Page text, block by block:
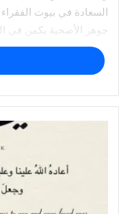
السعادة في بيوت
جوهر الأضحية يكمن في
بين المتخاصمين، وإدخال
بالرفق والمحبة وإغاثة
وفي لفتة وطنية
المسؤولين، مؤكداً أن